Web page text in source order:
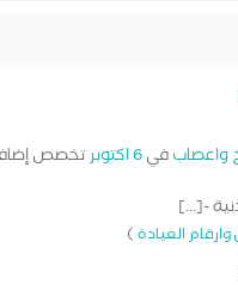
واعصابفي6 اكتوبر تخصص
-[...]
العيادة)